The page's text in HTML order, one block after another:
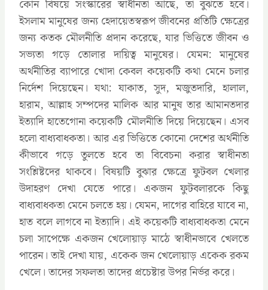
কোন বিষয়ে সংস্কারের স্বাধীনতা আছে, তা বুঝতে হবে।
ইসলাম মানুষের জন্য হেদায়েতস্বরূপ জীবনের প্রতিটি ক্ষেত্রের
জন্য কতক মৌলনীতি প্রদান করেছে, যার ভিত্তিতে জীবন ও
সভ্যতা গড়ে তোলার দায়িত্ব মানুষের। যেমন: মানুষের
অর্থনীতির ব্যাপারে খোদা কেবল কয়েকটি কথা মেনে চলার
নির্দেশ দিয়েছেন। যথা: যাকাত, সুদ, মজুতদারি, হালাল,
হারাম, আল্লাহ সম্পদের মালিক আর মানুষ তার আমানতদার
ইত্যাদি হাতেগোনা কয়েকটি মৌলনীতি দিয়ে দিয়েছেন। এসব
হলো বাধ্যবাধকতা। আর এর ভিত্তিতে কোনো দেশের অর্থনীতি
কীভাবে গড়ে তুলতে হবে তা বিবেচনা করার স্বাধীনতা
সংশ্লিষ্টদের থাকবে। বিষয়টি বুঝার ক্ষেত্রে ফুটবল খেলার
উদাহরণ দেখা যেতে পারে। একজন ফুটবলারকে কিছু
বাধ্যবাধকতা মেনে চলতে হয়। যেমন, দাগের বাহিরে যাবে না,
হাত বলে লাগবে না ইত্যাদি। এই কয়েকটি বাধ্যবাধকতা মেনে
চলা সাপেক্ষে একজন খেলোয়াড় মাঠে স্বাধীনভাবে খেলতে
পারেন। তাই দেখা যায়, একেক জন খেলোয়াড় একেক রকম
খেলে। তাদের সফলতা তাদের প্রচেষ্টার উপর নির্ভর করে।